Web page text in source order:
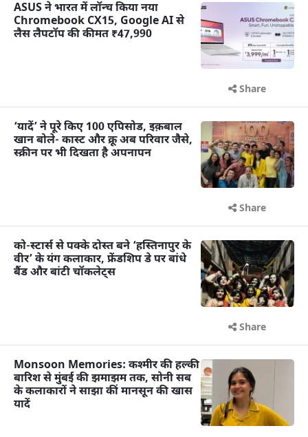
ASUS ने भारत में लॉन्च किया नया
Chromebook CX15, Google AI से
लैस लैपटॉप की कीमत ₹47,990
Share
‘यादें’ ने पूरे किए 100 एपिसोड, इक़बाल
खान बोले- कास्ट और क्रू अब परिवार जैसे,
स्क्रीन पर भी दिखता है अपनापन
Share
को-स्टार्स से पक्के दोस्त बने ‘हस्तिनापुर के
वीर’ के यंग कलाकार, फ्रेंडशिप डे पर बांधे
बैंड और बांटी चॉकलेट्स
Share
Monsoon Memories: कश्मीर की हल्की
बारिश से मुंबई की झमाझम तक, सोनी सब
के कलाकारों ने साझा कीं मानसून की खास
यादें